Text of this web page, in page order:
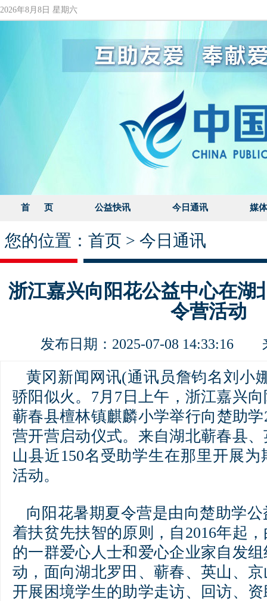
2026年8月8日 星期六
首 页 公益快讯 今日通讯 媒
您的位置： 首页 > 今日通讯
浙江嘉兴向阳花公益中心在湖
令营活动
发布日期：2025-07-08 14:33:16
黄冈新闻网讯(通讯员詹钧名刘小
骄阳似火。7月7日上午，浙江嘉兴
蕲春县檀林镇麒麟小学举行向楚助
营开营启动仪式。来自湖北蕲春县
山县近150名受助学生在那里开展
活动。
向阳花暑期夏令营是由向楚助学
着扶贫先扶智的原则，自2016年起
的一群爱心人士和爱心企业家自发
动，面向湖北罗田、蕲春、英山、
开展困境学生的助学走访、回访、